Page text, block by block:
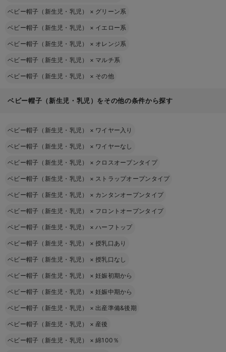
ベビー帽子（新生児・乳児） × グリーン系
ベビー帽子（新生児・乳児） × イエロー系
ベビー帽子（新生児・乳児） × オレンジ系
ベビー帽子（新生児・乳児） × マルチ系
ベビー帽子（新生児・乳児） × その他
ベビー帽子（新生児・乳児）をその他の条件から探す
ベビー帽子（新生児・乳児） × ワイヤー入り
ベビー帽子（新生児・乳児） × ワイヤーなし
ベビー帽子（新生児・乳児） × クロスオープンタイプ
ベビー帽子（新生児・乳児） × ストラップオープンタイプ
ベビー帽子（新生児・乳児） × カンタンオープンタイプ
ベビー帽子（新生児・乳児） × フロントオープンタイプ
ベビー帽子（新生児・乳児） ×ハーフトップ
ベビー帽子（新生児・乳児） ×授乳口あり
ベビー帽子（新生児・乳児） ×授乳口なし
ベビー帽子（新生児・乳児） ×妊娠初期から
ベビー帽子（新生児・乳児） ×妊娠中期から
ベビー帽子（新生児・乳児） × 出産準備&後期
ベビー帽子（新生児・乳児） × 産後
ベビー帽子（新生児・乳児） ×綿100％